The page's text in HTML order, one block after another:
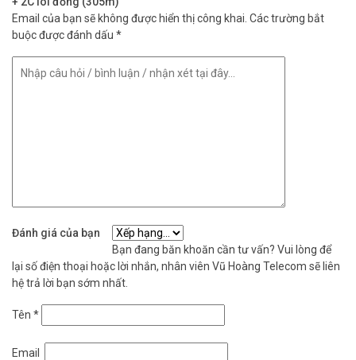
Email của bạn sẽ không được hiển thị công khai. Các trường bắt
buộc được đánh dấu *
Đánh giá của bạn
Bạn đang băn khoăn cần tư vấn? Vui lòng để
lại số điện thoại hoặc lời nhắn, nhân viên Vũ Hoàng Telecom sẽ liên
hệ trả lời bạn sớm nhất.
Tên *
Email